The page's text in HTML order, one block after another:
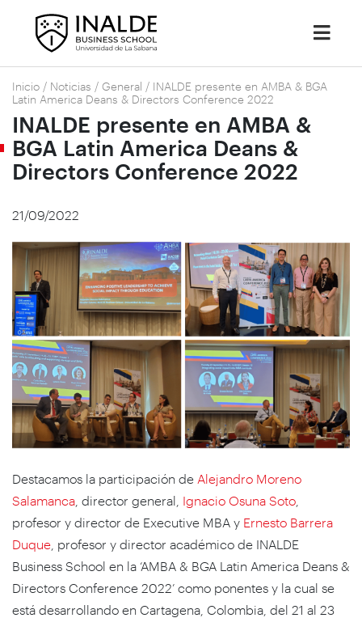
Inicio / Noticias / General / INALDE presente en AMBA & BGA
Latin America Deans & Directors Conference 2022
INALDE presente en AMBA &
BGA Latin America Deans &
Directors Conference 2022
21/09/2022
Destacamos la participación de Alejandro Moreno
Salamanca , director general, Ignacio Osuna Soto
profesor y director de Executive MBA y Ernesto Barrera
Duque , profesor y director académico de INALDE
Business School en la ‘AMBA & BGA Latin America Deans &
Directors Conference​ 2022’ como ponentes y la cual se
está desarrollando en Cartagena, Colombia, del 21 al 23